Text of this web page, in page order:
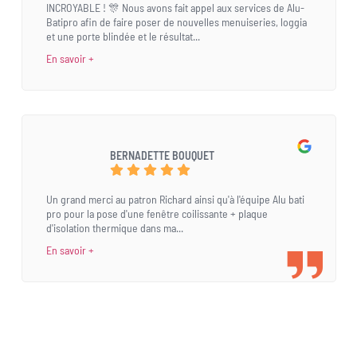
INCROYABLE ! 🎊 Nous avons fait appel aux services de Alu-
Batipro afin de faire poser de nouvelles menuiseries, loggia
et une porte blindée et le résultat...
En savoir +
BERNADETTE BOUQUET
Un grand merci au patron Richard ainsi qu'à l'équipe Alu bati
pro pour la pose d'une fenêtre coilissante + plaque
d'isolation thermique dans ma...
En savoir +